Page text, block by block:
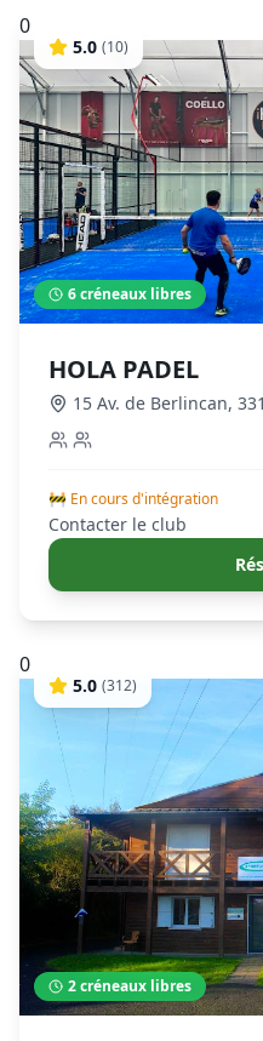
0
5.0 (10)
6créneaux libres
HOLA PADEL
15 Av. de Berlincan,
France
🚧 En cours d'intégration
Contacter le club
0
5.0 (312)
2créneaux libres